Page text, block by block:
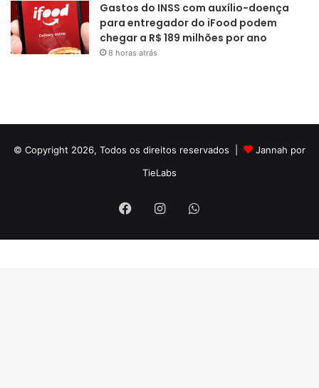
Gastos do INSS com auxílio-doença
para entregador do iFood podem
chegar a R$ 189 milhões por ano
8 horas atrás
© Copyright 2026, Todos os direitos reservados |
Jannah por
TieLabs
FacebookInstagramWhatsApp